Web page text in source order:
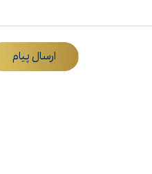
ارسال پیام